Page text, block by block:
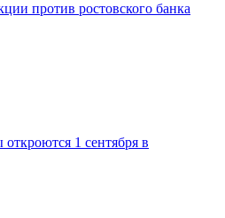
против ростовского банка
1 сентября в